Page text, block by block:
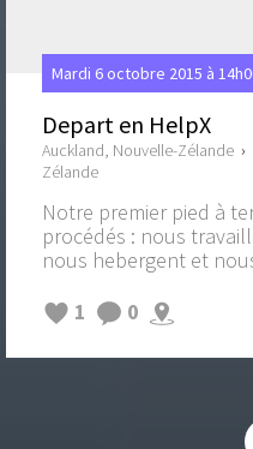
Mardi 6 octobre 2015 à
Depart en HelpX
Auckland, Nouvelle-Zélande ›
Zélande
Notre premier pied à
procédés : nous
nous hebergent et
1
0